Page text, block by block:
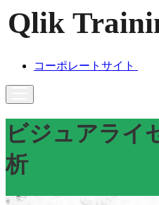
コーポレートサイト
ビジュアライ
析